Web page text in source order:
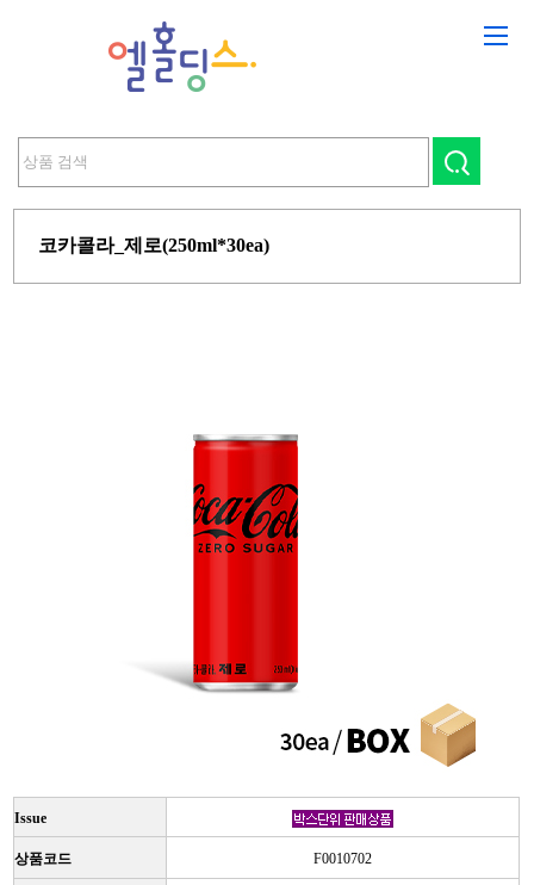
코카콜라_제로(250ml*30ea)
Issue
상품코드 F0010702